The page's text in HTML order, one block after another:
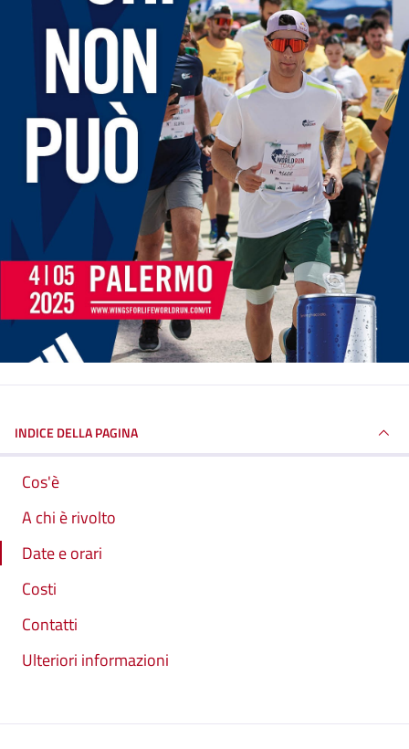
INDICE DELLA PAGINA
Cos'è
A chi è rivolto
Date e orari
Costi
Contatti
Ulteriori informazioni